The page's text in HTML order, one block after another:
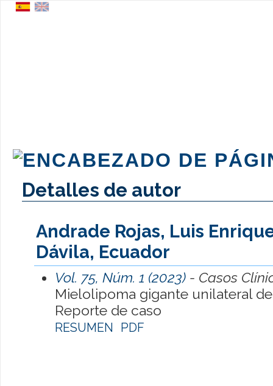
Detalles de autor
Andrade Rojas, Luis
Dávila, Ecuador
Vol. 75, Núm. 1 (2023)- Casos
Mielolipoma gigante unilateral
Reporte de caso
RESUMEN PDF